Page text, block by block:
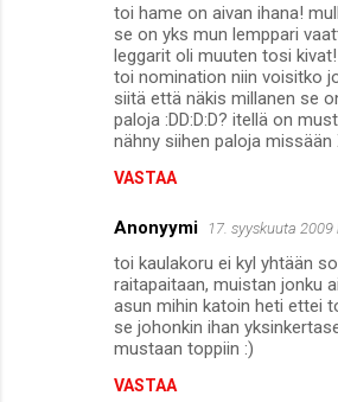
toi hame on aivan ihana!
se on yks mun lemppari
leggarit oli muuten tosi
toi nomination niin voisitko
siitä että näkis millanen se
paloja :DD:D:D? itellä on
nähny siihen paloja missään
VASTAA
Anonyymi 17. syyskuuta 2009
toi kaulakoru ei kyl yhtään
raitapaitaan, muistan jonku
asun mihin katoin heti ettei
se johonkin ihan
mustaan toppiin :)
VASTAA